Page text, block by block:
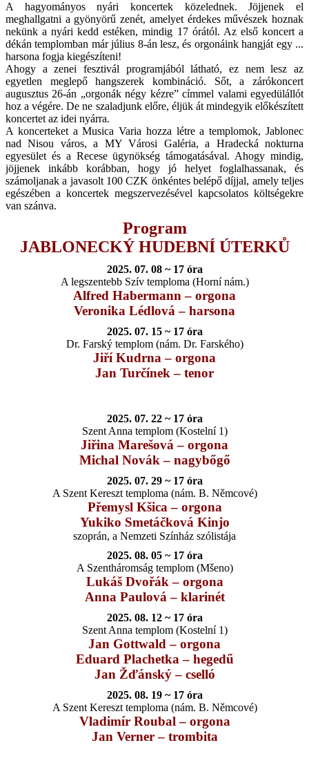
A hagyományos nyári koncertek közelednek. Jöjjenek el
meghallgatni a gyönyörű zenét, amelyet érdekes művészek hoznak
nekünk a nyári kedd estéken, mindig 17 órától. Az első koncert a
dékán templomban már július 8-án lesz, és orgonáink hangját egy ...
harsona fogja kiegészíteni!
Ahogy a zenei fesztivál programjából látható, ez nem lesz az
egyetlen meglepő hangszerek kombináció. Sőt, a zárókoncert
augusztus 26-án „orgonák négy kézre” címmel valami egyedülállót
hoz a végére. De ne szaladjunk előre, éljük át mindegyik előkészített
koncertet az idei nyárra.
A koncerteket a Musica Varia hozza létre a templomok, Jablonec
nad Nisou város, a MY Városi Galéria, a Hradecká nokturna
egyesület és a Recese ügynökség támogatásával. Ahogy mindig,
jöjjenek inkább korábban, hogy jó helyet foglalhassanak, és
számoljanak a javasolt 100 CZK önkéntes belépő díjjal, amely teljes
egészében a koncertek megszervezésével kapcsolatos költségekre
van szánva.
Program
JABLONECKÝ HUDEBNÍ ÚTERKŮ
2025. 07. 08 ~ 17 óra
A legszentebb Szív temploma (Horní nám.)
Alfred Habermann – orgona
Veronika Lédlová – harsona
2025. 07. 15 ~ 17 óra
Dr. Farský templom (nám. Dr. Farského)
Jiří Kudrna – orgona
Jan Turčínek – tenor
2025. 07. 22 ~ 17 óra
Szent Anna templom (Kostelní 1)
Jiřina Marešová – orgona
Michal Novák – nagybőgő
2025. 07. 29 ~ 17 óra
A Szent Kereszt temploma (nám. B. Němcové)
Přemysl Kšica – orgona
Yukiko Smetáčková Kinjo
szoprán, a Nemzeti Színház szólistája
2025. 08. 05 ~ 17 óra
A Szentháromság templom (Mšeno)
Lukáš Dvořák – orgona
Anna Paulová – klarinét
2025. 08. 12 ~ 17 óra
Szent Anna templom (Kostelní 1)
Jan Gottwald – orgona
Eduard Plachetka – hegedű
Jan Žďánský – cselló
2025. 08. 19 ~ 17 óra
A Szent Kereszt temploma (nám. B. Němcové)
Vladimír Roubal – orgona
Jan Verner – trombita